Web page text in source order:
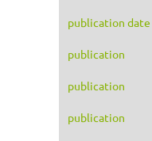
publication date
publication
publication
publication